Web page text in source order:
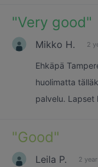
"Very good"
Mikko H. 2
Ehkäpä
huolimatta
palvelu. Lapset
"Good"
Leila P. 2